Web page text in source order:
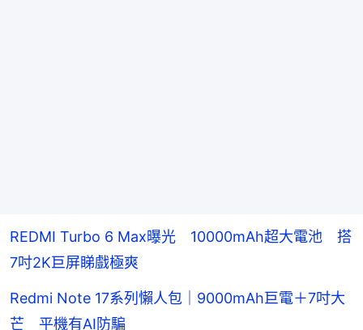
REDMI Turbo 6 Max曝光 10000mAh超大電池 搭
7吋2K巨屏睇戲極爽
Redmi Note 17系列懶人包｜9000mAh巨電＋7吋大
芒 平機有AI防騙